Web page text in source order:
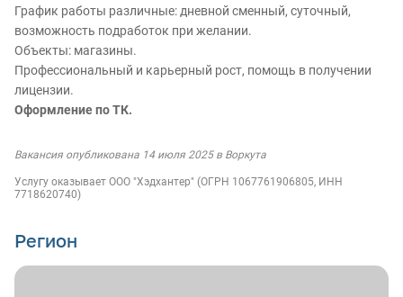
График работы различные: дневной сменный, суточный,
возможность подработок при желании.
Объекты: магазины.
Профессиональный и карьерный рост, помощь в получении
лицензии.
Оформление по ТК.
Вакансия опубликована 14 июля 2025 в Воркута
Услугу оказывает ООО "Хэдхантер" (ОГРН 1067761906805, ИНН
7718620740)
Регион